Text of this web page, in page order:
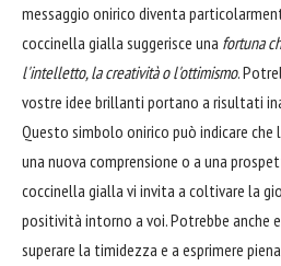
messaggio onirico diventa
coccinella gialla suggerisce una fortuna
l'intelletto, la creatività o l'ottimismo.
vostre idee brillanti portano a risultati
Questo simbolo onirico può indicare
una nuova comprensione o a una
coccinella gialla vi invita a coltivare la
positività intorno a voi. Potrebbe anche
superare la timidezza e a esprimere